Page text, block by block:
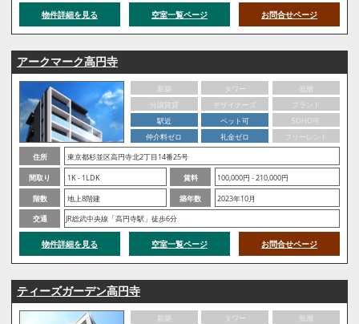
物件詳細を見る 空室一覧ページ お問合せページ
アークマーク高円寺
新築 タワー
低層
分譲賃貸
デザイナーズ
ブランド
駅近
ペット可
SOHO可
仲介料ゼロ
礼金ゼロ
フリーレント
住所
東京都杉並区高円寺北2丁目14番25号
間取り
1K - 1LDK 賃料
100,000円 - 210,000円
階数
地上8階建 築年数
2023年10月
交通
JR総武中央線「高円寺駅」徒歩6分
物件詳細を見る 空室一覧ページ お問合せページ
ティーズガーデン高円寺
新築 タワー
低層